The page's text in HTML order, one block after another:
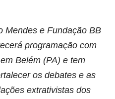
Mendes e Fundação BB
programação com
Belém (PA) e tem
os debates e as
extrativistas dos